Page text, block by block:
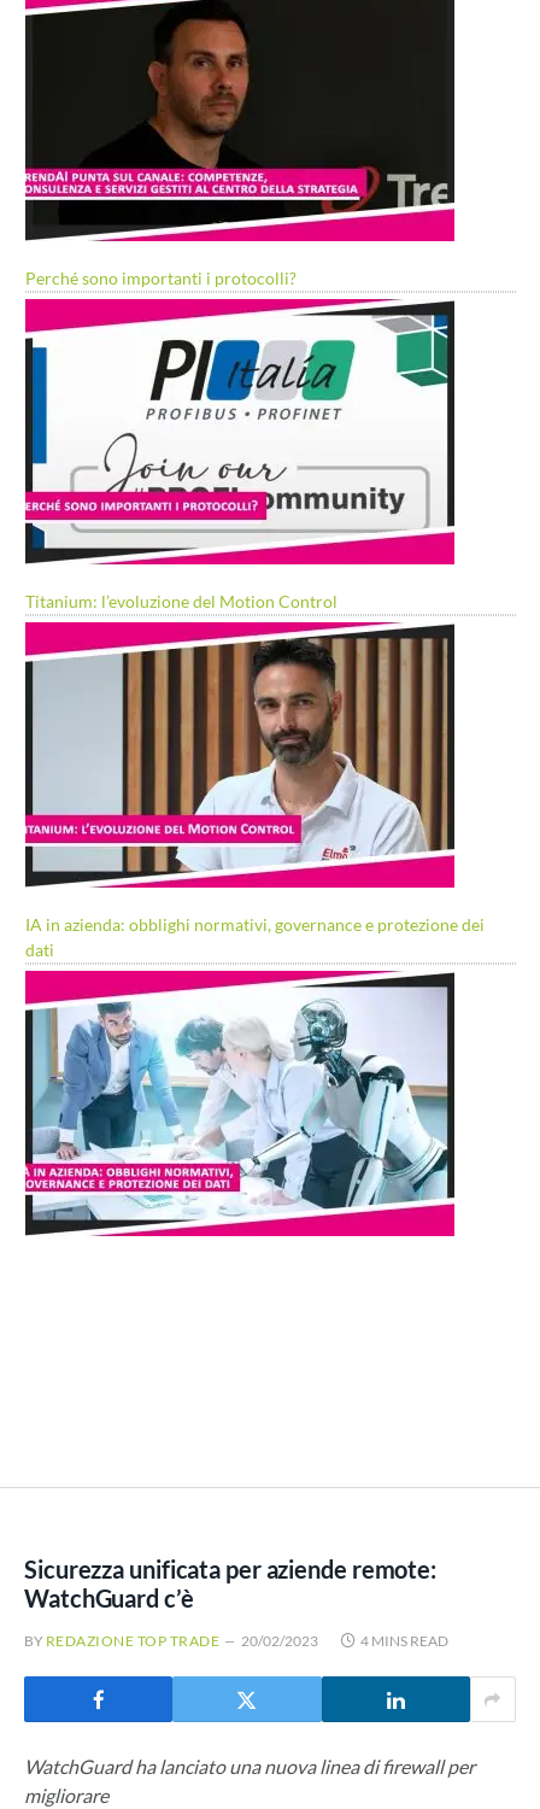
Perché sono importanti i protocolli?
Titanium: l’evoluzione del Motion Control
IA in azienda: obblighi normativi, governance e protezione dei
dati
Sicurezza unificata per aziende remote:
WatchGuard c’è
BY REDAZIONE TOP TRADE 20/02/2023 4 MINS READ
WatchGuard ha lanciato una nuova linea di firewall per
migliorare